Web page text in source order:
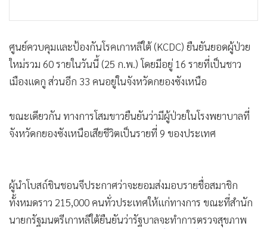
ศูนย์ควบคุมและป้องกันโรคเกาหลีใต้ (KCDC) ยืนยันยอดผู้ป่วย
ใหม่รวม 60 รายในวันนี้ (25 ก.พ.) โดยมีอยู่ 16 รายที่เป็นชาว
เมืองแดกู ส่วนอีก 33 คนอยู่ในจังหวัดกยองซังเหนือ
ขณะเดียวกัน ทางการโสมขาวยืนยันว่ามีผู้ป่วยในโรงพยาบาลที่
จังหวัดกยองซังเหนือเสียชีวิตเป็นรายที่ 9 ของประเทศ
ผู้นำโบสถ์ชินชอนจีประกาศว่าจะยอมส่งมอบรายชื่อสมาชิก
ทั้งหมดราว 215,000 คนทั่วประเทศให้แก่ทางการ ขณะที่สำนัก
นายกรัฐมนตรีเกาหลีใต้ยืนยันว่ารัฐบาลจะทำการตรวจสุขภาพ